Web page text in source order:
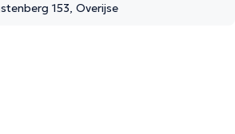
153, Overijse